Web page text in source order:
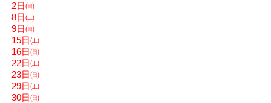
2日㈰
8日㈯
9日㈰
15日㈯
16日㈰
22日㈯
23日㈰
29日㈯
30日㈰